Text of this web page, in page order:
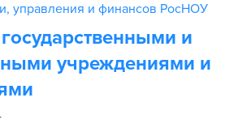
управления и финансов РосНОУ
и
учреждениями и